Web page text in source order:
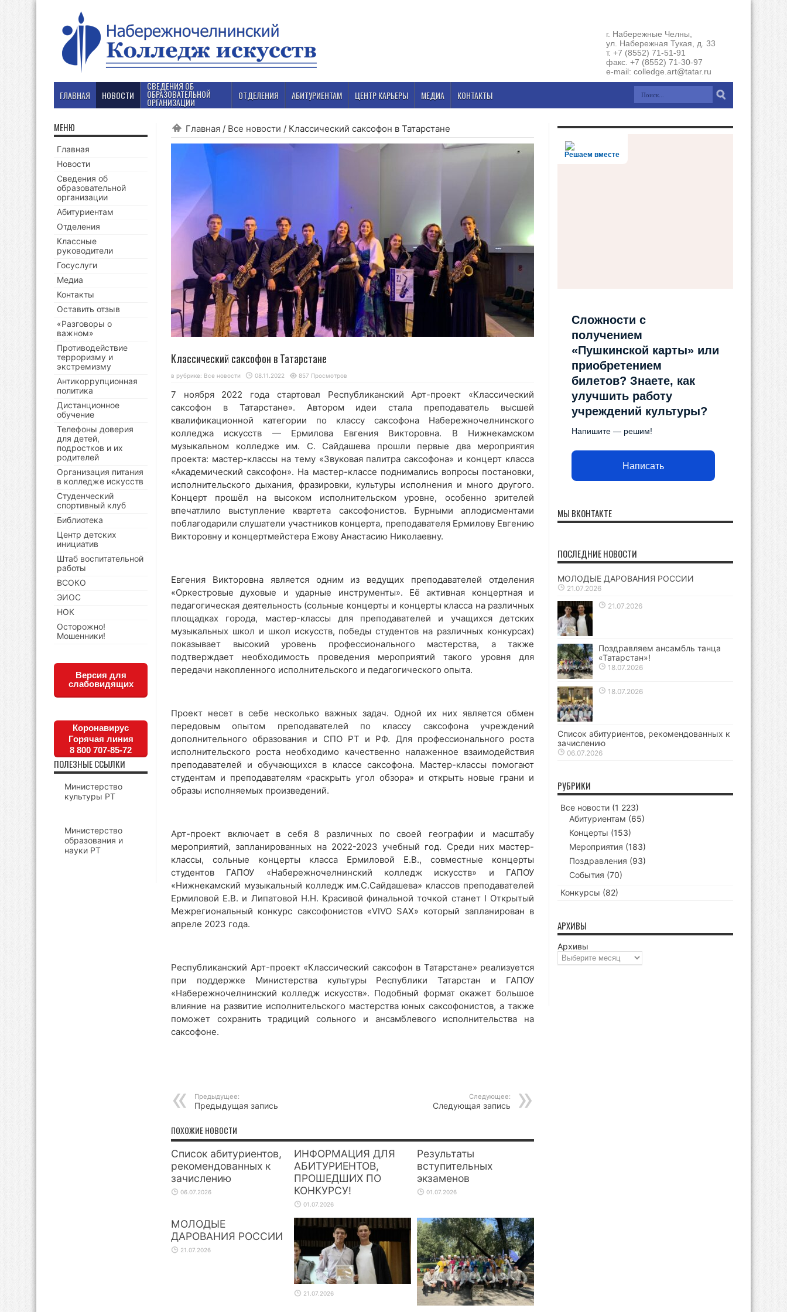
г. Набережные Челны,
ул. Набережная Тукая, д. 33
т. +7 (8552) 71-51-91
факс. +7 (8552) 71-30-97
e-mail: colledge.art@tatar.ru
ГЛАВНАЯ НОВОСТИ
СВЕДЕНИЯ ОБ
ОБРАЗОВАТЕЛЬНОЙ
ОРГАНИЗАЦИИ
ОТДЕЛЕНИЯ АБИТУРИЕНТАМ ЦЕНТР КАРЬЕРЫ МЕДИА КОНТАКТЫ
Главная / Все новости / Классический саксофон в Татарстане
Классический саксофон в Татарстане
в рубрике: Все новости 08.11.2022 857 Просмотров
7 ноября 2022 года стартовал Республиканский Арт-проект «Классический
саксофон в Татарстане». Автором идеи стала преподаватель высшей
квалификационной категории по классу саксофона Набережночелнинского
колледжа искусств — Ермилова Евгения Викторовна. В Нижнекамском
музыкальном колледже им. С. Сайдашева прошли первые два мероприятия
проекта: мастер-классы на тему «Звуковая палитра саксофона» и концерт класса
«Академический саксофон». На мастер-классе поднимались вопросы постановки,
исполнительского дыхания, фразировки, культуры исполнения и много другого.
Концерт прошёл на высоком исполнительском уровне, особенно зрителей
впечатлило выступление квартета саксофонистов. Бурными аплодисментами
поблагодарили слушатели участников концерта, преподавателя Ермилову Евгению
Викторовну и концертмейстера Ежову Анастасию Николаевну.
Евгения Викторовна является одним из ведущих преподавателей отделения
«Оркестровые духовые и ударные инструменты». Её активная концертная и
педагогическая деятельность (сольные концерты и концерты класса на различных
площадках города, мастер-классы для преподавателей и учащихся детских
музыкальных школ и школ искусств, победы студентов на различных конкурсах)
показывает высокий уровень профессионального мастерства, а также
подтверждает необходимость проведения мероприятий такого уровня для
передачи накопленного исполнительского и педагогического опыта.
Проект несет в себе несколько важных задач. Одной их них является обмен
передовым опытом преподавателей по классу саксофона учреждений
дополнительного образования и СПО РТ и РФ. Для профессионального роста
исполнительского роста необходимо качественно налаженное взаимодействия
преподавателей и обучающихся в классе саксофона. Мастер-классы помогают
студентам и преподавателям «раскрыть угол обзора» и открыть новые грани и
образы исполняемых произведений.
Арт-проект включает в себя 8 различных по своей географии и масштабу
мероприятий, запланированных на 2022-2023 учебный год. Среди них мастер-
классы, сольные концерты класса Ермиловой Е.В., совместные концерты
студентов ГАПОУ «Набережночелнинский колледж искусств» и ГАПОУ
«Нижнекамский музыкальный колледж им.С.Сайдашева» классов преподавателей
Ермиловой Е.В. и Липатовой Н.Н. Красивой финальной точкой станет I Открытый
Межрегиональный конкурс саксофонистов «VIVO SAX» который запланирован в
апреле 2023 года.
Республиканский Арт-проект «Классический саксофон в Татарстане» реализуется
при поддержке Министерства культуры Республики Татарстан и ГАПОУ
«Набережночелнинский колледж искусств». Подобный формат окажет большое
влияние на развитие исполнительского мастерства юных саксофонистов, а также
поможет сохранить традиций сольного и ансамблевого исполнительства на
саксофоне.
Предыдущее:
Предыдущая запись
Следующее:
Следующая запись
ПОХОЖИЕ НОВОСТИ
Список абитуриентов,
рекомендованных к
зачислению
06.07.2026
ИНФОРМАЦИЯ ДЛЯ
АБИТУРИЕНТОВ,
ПРОШЕДШИХ ПО
КОНКУРСУ!
01.07.2026
Результаты
вступительных
экзаменов
01.07.2026
МОЛОДЫЕ
ДАРОВАНИЯ РОССИИ
21.07.2026
21.07.2026
МЕНЮ
Главная
Новости
Сведения об
образовательной
организации
Абитуриентам
Отделения
Классные
руководители
Госуслуги
Медиа
Контакты
Оставить отзыв
«Разговоры о
важном»
Противодействие
терроризму и
экстремизму
Антикоррупционная
политика
Дистанционное
обучение
Телефоны доверия
для детей,
подростков и их
родителей
Организация питания
в колледже искусств
Студенческий
спортивный клуб
Библиотека
Центр детских
инициатив
Штаб воспитательной
работы
ВСОКО
ЭИОС
НОК
Осторожно!
Мошенники!
Версия для
слабовидящих
Коронавирус
Горячая линия
8 800 707-85-72
ПОЛЕЗНЫЕ ССЫЛКИ
Министерство
культуры РТ
Министерство
образования и
науки РТ
Решаем вместе
Сложности с
получением
«Пушкинской карты» или
приобретением
билетов? Знаете, как
улучшить работу
учреждений культуры?
Напишите — решим!
Написать
МЫ ВКОНТАКТЕ
ПОСЛЕДНИЕ НОВОСТИ
МОЛОДЫЕ ДАРОВАНИЯ РОССИИ
21.07.2026
21.07.2026
Поздравляем ансамбль танца
«Татарстан»!
18.07.2026
18.07.2026
Список абитуриентов, рекомендованных к
зачислению
06.07.2026
РУБРИКИ
Все новости (1 223)
Абитуриентам (65)
Концерты (153)
Мероприятия (183)
Поздравления (93)
События (70)
Конкурсы (82)
АРХИВЫ
Архивы